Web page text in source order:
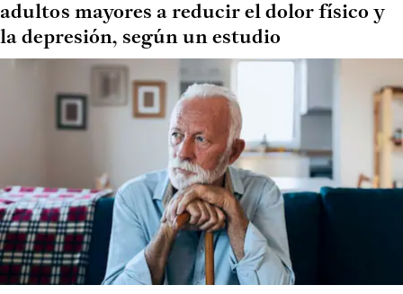
adultos mayores a reducir el dolor físico y
la depresión, según un estudio